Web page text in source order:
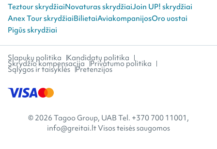
Teztour skrydžiaiNovaturas skrydžiaiJoin UP! skrydžiai
Anex Tour skrydžiaiBilietaiAviakompanijosOro uostai
Pigūs skrydžiai
Slapukų politika Kandidatų politika
Skrydžio kompensacija Privatumo politika
Sąlygos ir taisyklės Pretenzijos
© 2026 Tagoo Group, UAB Tel. +370 700 11001,
info@greitai.lt Visos teisės saugomos